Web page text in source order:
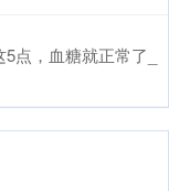
点，血糖就正常了_